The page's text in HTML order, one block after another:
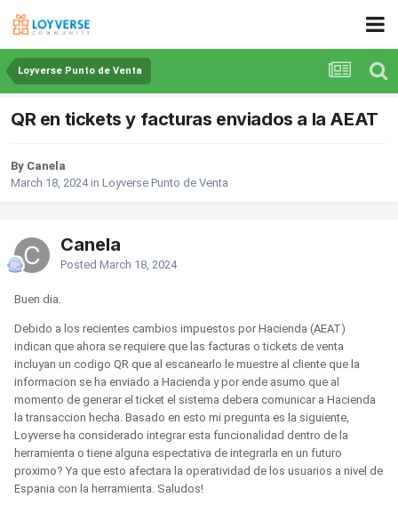
Loyverse Punto de Venta
QR en tickets y facturas enviados a la AEAT
By Canela
March 18, 2024in Loyverse Punto de Venta
Canela
Posted March 18, 2024
Buen dia.
Debido a los recientes cambios impuestos por Hacienda (AEAT)
indican que ahora se requiere que las facturas o tickets de venta
incluyan un codigo QR que al escanearlo le muestre al cliente que la
informacion se ha enviado a Hacienda y por ende asumo que al
momento de generar el ticket el sistema debera comunicar a Hacienda
la transaccion hecha. Basado en esto mi pregunta es la siguiente,
Loyverse ha considerado integrar esta funcionalidad dentro de la
herramienta o tiene alguna espectativa de integrarla en un futuro
proximo? Ya que esto afectara la operatividad de los usuarios a nivel de
Espania con la herramienta. Saludos!